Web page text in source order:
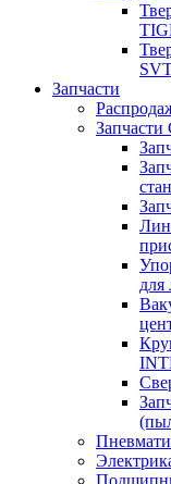
Запчасти
Запчасти
для